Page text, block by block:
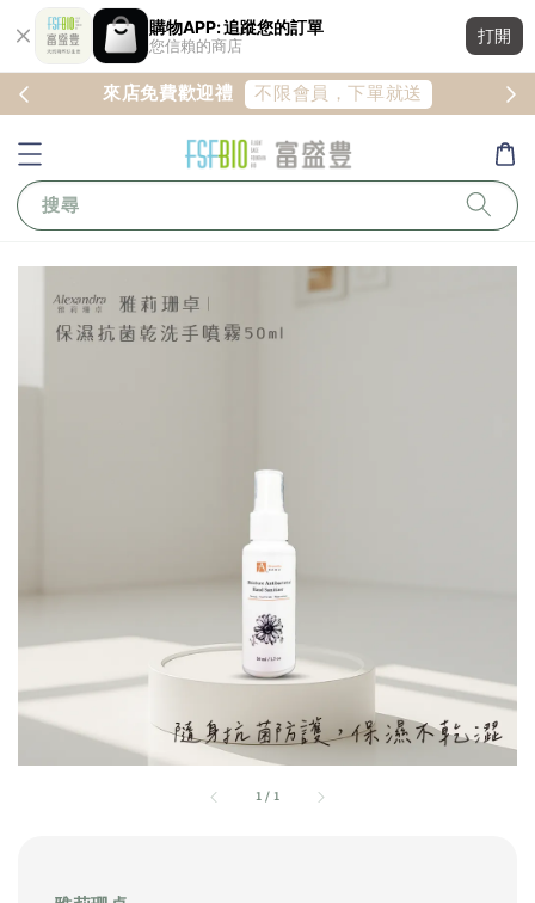
購物APP: 追蹤您的訂單
您信賴的商店
打開
歡迎禮 不限會員，下單就送 首次下單免運
搜尋
1 / 1